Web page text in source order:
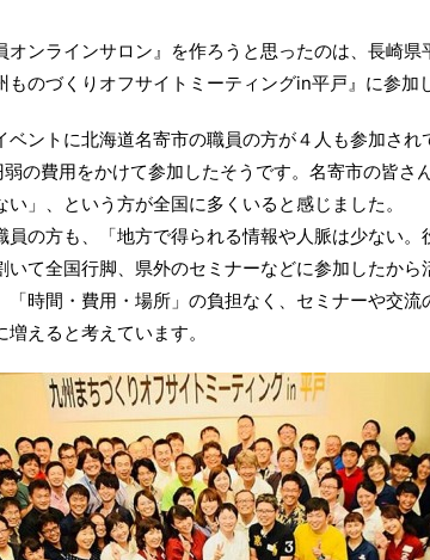
ンラインサロン』を作ろうと思ったのは、長崎県
のづくりオフサイトミーティングin平戸』に参加
ントに北海道名寄市の職員の方が４人も参加され
の費用をかけて参加したそうです。名寄市の皆さ
」、という方が全国に多くいると感じました。
の方も、「地方で得られる情報や人脈は少ない。
いて全国行脚、県外のセミナーなどに参加したから
「時間・費用・場所」の負担なく、セミナーや交流
えると考えています。